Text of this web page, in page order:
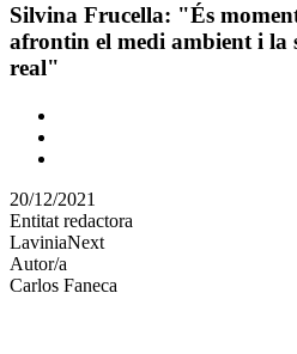
la
notícia
Silvina Frucella: "És
afrontin el medi ambient i
real"
Comparteix
altres
xarxes
socials
20/12/2021
Entitat redactora
LaviniaNext
Autor/a
Carlos Faneca